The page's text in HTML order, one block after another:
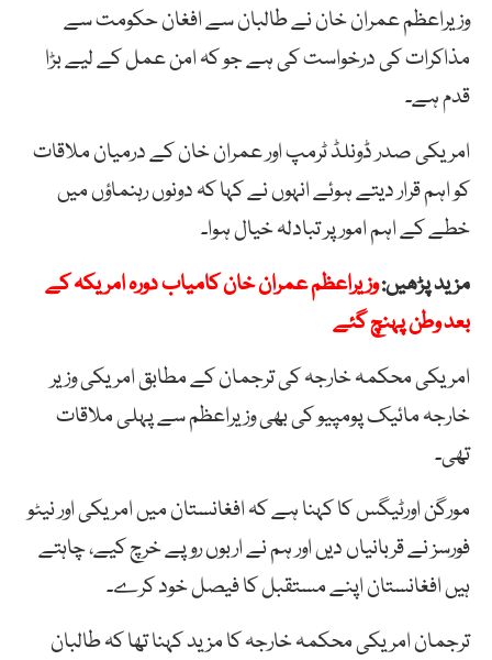
وزیراعظم عمران خان نے طالبان سے افغان حکومت سے
مذاکرات کی درخواست کی ہے جو کہ امن عمل کے لیے بڑا
قدم ہے۔
امریکی صدر ڈونلڈ ٹرمپ اور عمران خان کے درمیان ملاقات
کو اہم قرار دیتے ہوئے انہوں نے کہا کہ دونوں رہنماؤں میں
خطے کے اہم امور پر تبادلہ خیال ہوا۔
مزید پڑھیں:وزیراعظم عمران خان کامیاب دورہ امریکہ کے
بعد وطن پہنچ گئے
امریکی محکمہ خارجہ کی ترجمان کے مطابق امریکی وزیر
خارجہ مائیک پومپیو کی بھی وزیراعظم سے پہلی ملاقات
تھی۔
مورگن اورٹیگس کا کہنا ہے کہ افغانستان میں امریکی اور نیٹو
فورسز نے قربانیاں دیں اور ہم نے اربوں روپے خرچ کیے، چاہتے
ہیں افغانستان اپنے مستقبل کا فیصل خود کرے۔
ترجمان امریکی محکمہ خارجہ کا مزید کہنا تھا کہ طالبان